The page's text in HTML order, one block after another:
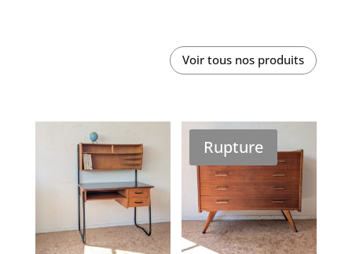
Voir tous nos produits
Rupture